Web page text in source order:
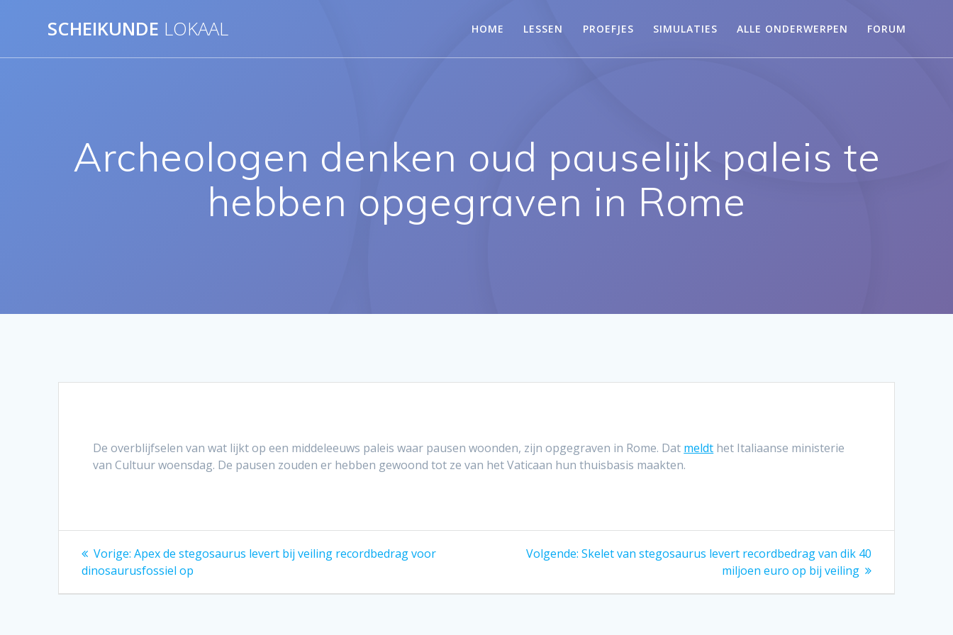
inhoud
SCHEIKUNDE LOKAAL HOME LESSEN PROEFJES SIMULATIES ALLE ONDERWERPEN FORUM
Archeologen denken oud pauselijk paleis te
hebben opgegraven in Rome
De overblijfselen van wat lijkt op een middeleeuws paleis waar pausen woonden, zijn opgegraven in Rome. Dat meldt het Italiaanse ministerie
van Cultuur woensdag. De pausen zouden er hebben gewoond tot ze van het Vaticaan hun thuisbasis maakten.
Bericht
navigatie
Vorige: Vorig
bericht:
Apex de stegosaurus levert bij veiling recordbedrag voor
dinosaurusfossiel op
Volgende: Volgend
Skelet van stegosaurus levert recordbedrag van dik 40
miljoen euro op bij veiling